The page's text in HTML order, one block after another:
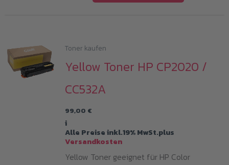
Toner kaufen
Yellow Toner HP CP2020 /
CC532A
99,00 €
i
Alle Preise inkl.19% MwSt.plus
Versandkosten
Yellow Toner geeignet für HP Color